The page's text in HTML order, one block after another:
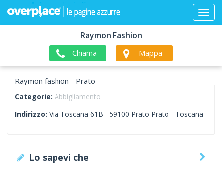
Raymon Fashion
Chiama Mappa
Raymon fashion - Prato
Categorie: Abbigliamento
Indirizzo: Via Toscana 61B - 59100 Prato Prato - Toscana
Lo sapevi che